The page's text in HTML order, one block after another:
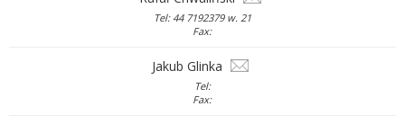
Tel: 44 7192379 w. 21
Fax:
Jakub Glinka
Tel:
Fax: